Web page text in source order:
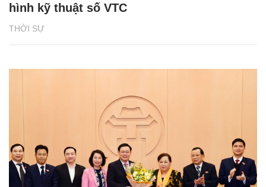
THỜI SỰ
hình kỹ thuật số VTC